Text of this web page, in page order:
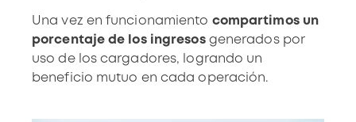
Una vez en funcionamiento compartimos un
porcentaje de los ingresosgenerados por
uso de los cargadores, logrando un
beneficio mutuo en cada operación.